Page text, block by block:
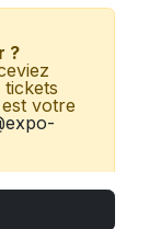
?
votre
vous